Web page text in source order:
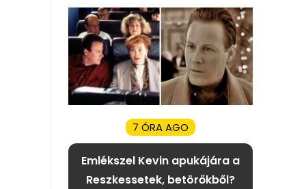
7 ÓRA AGO
Emlékszel Kevin apukájára a
Reszkessetek, betörőkből?